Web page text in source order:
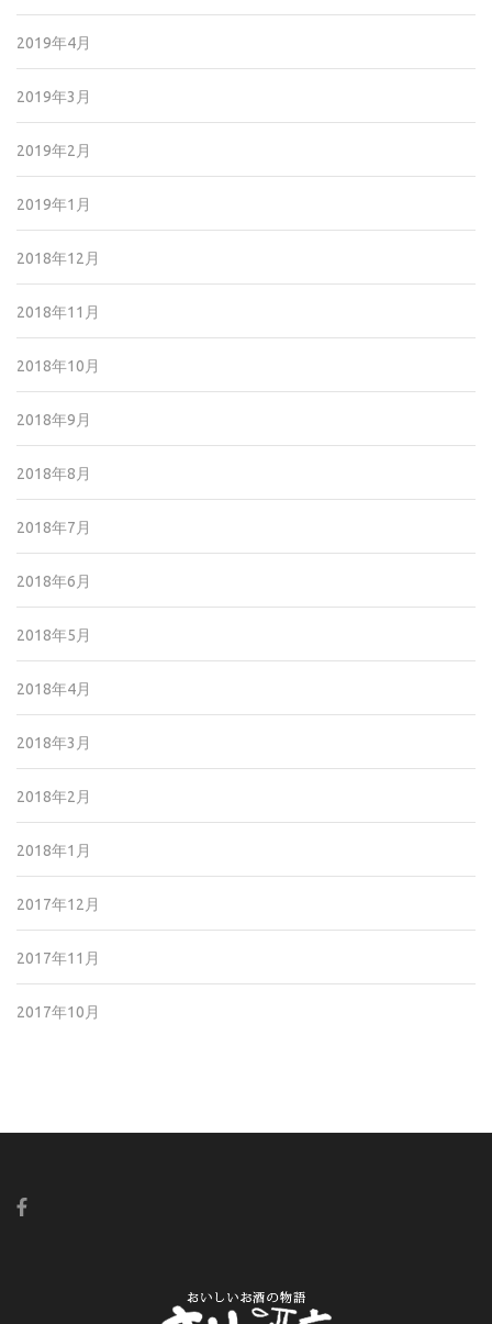
2019年4月
2019年3月
2019年2月
2019年1月
2018年12月
2018年11月
2018年10月
2018年9月
2018年8月
2018年7月
2018年6月
2018年5月
2018年4月
2018年3月
2018年2月
2018年1月
2017年12月
2017年11月
2017年10月